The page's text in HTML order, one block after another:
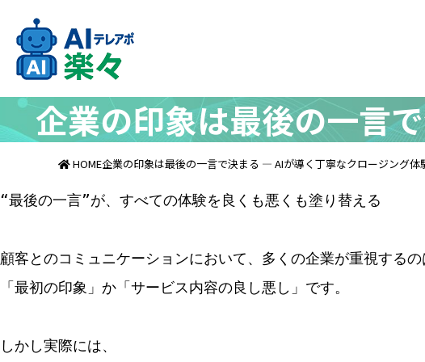
企業の印象は最後の一言
HOME企業の印象は最後の一言で決まる ― AIが導く丁寧なクロージング体
“最後の一言”が、すべての体験を良くも悪くも塗り替える
顧客とのコミュニケーションにおいて、多くの企業が重視するの
「最初の印象」か「サービス内容の良し悪し」です。
しかし実際には、